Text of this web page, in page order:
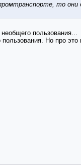
то
пользования...
Но про